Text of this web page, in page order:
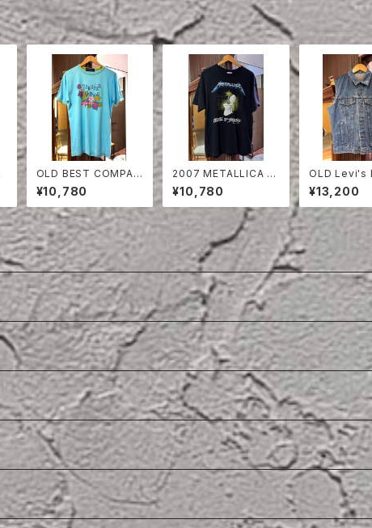
OLD BEST COMPAN
Y T- SHIRT
¥10,780
2007 METALLICA T-
SHIRT
¥10,780
OLD Levi's
EST
¥13,200